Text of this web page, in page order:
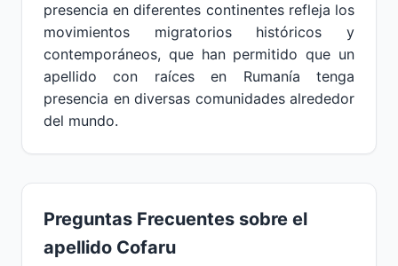
presencia en diferentes continentes refleja los
movimientos migratorios históricos y
contemporáneos, que han permitido que un
apellido con raíces en Rumanía tenga
presencia en diversas comunidades alrededor
del mundo.
Preguntas Frecuentes sobre el
apellido Cofaru